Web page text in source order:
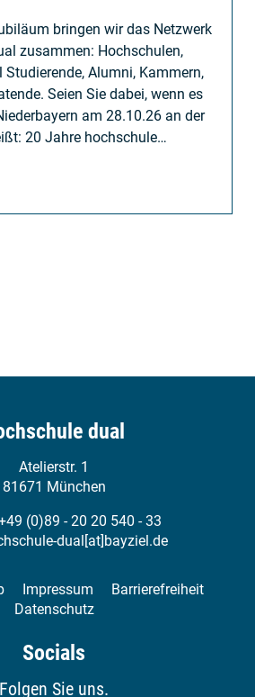
bringen wir das Netzwerk
zusammen: Hochschulen,
Studierende, Alumni, Kammern,
Seien Sie dabei, wenn es
am 28.10.26 an der
20 Jahre hochschule…
Studiums aus Praxis & Hochschule
dual
Atelierstr. 1
81671 München
(0)89 - 20 20 540 - 33
dual[at]bayziel.de
Impressum
Barrierefreiheit
Datenschutz
Socials
Folgen Sie uns.